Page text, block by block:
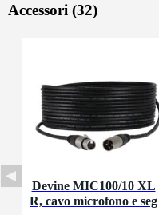
Accessori (32)
Devine MIC100/10 XL
R, cavo microfono e seg